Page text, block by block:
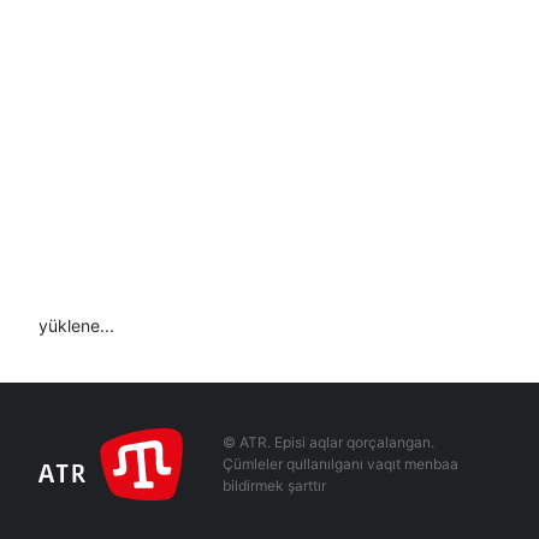
yüklene...
© ATR. Episi aqlar qorçalangan.
Çümleler qullanılganı vaqıt menbaa
bildirmek şarttır